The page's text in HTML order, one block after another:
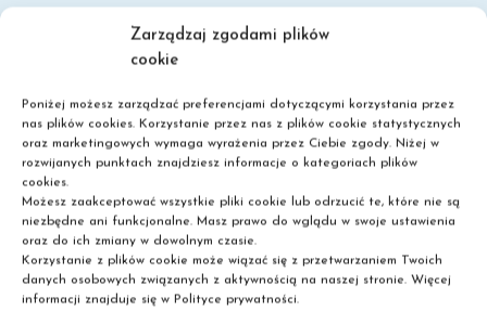
Zarządzaj zgodami plików
cookie
Poniżej możesz zarządzać preferencjami dotyczącymi korzystania przez
nas plików cookies. Korzystanie przez nas z plików cookie statystycznych
oraz marketingowych wymaga wyrażenia przez Ciebie zgody. Niżej w
rozwijanych punktach znajdziesz informacje o kategoriach plików
cookies.
Możesz zaakceptować wszystkie pliki cookie lub odrzucić te, które nie są
niezbędne ani funkcjonalne. Masz prawo do wglądu w swoje ustawienia
oraz do ich zmiany w dowolnym czasie.
Korzystanie z plików cookie może wiązać się z przetwarzaniem Twoich
danych osobowych związanych z aktywnością na naszej stronie. Więcej
informacji znajduje się w Polityce prywatności.
Szkoła policealna
Liceum dla dorosłych
Nie wymagamy matury!